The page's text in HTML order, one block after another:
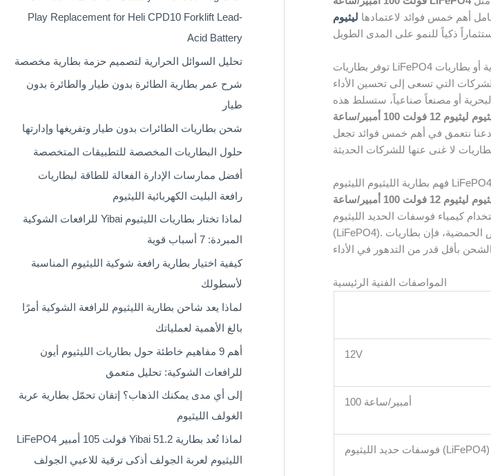
أهم خمس فوائد لاعتمادها ليثيوم LiFePO4 ليثيوم
توفر بطاريات LiFePO4 قيمة لا يمكن أن تضاهيها بطاريات الرصاص الحمضية التقليدية أو بطاريات AGM، بدءًا من خفض التكاليف
للشركات التي تسعى إلى تحسين الأداء
أو مصنعاً صناعياً، ستسلط هذه
دعنا نتعمق في أهم خمس فوائد تجعل
اسمياً يبلغ 12 فولت وسعة 100 أمبير/ساعة، باستخدام كيمياء فوسفات الحديد الليثيوم
(LiFePO4). وعلى عكس بطاريات الرصاص الحمضية، فإن بطاريات LiFePO4 مصممة للتطبيقات ذات الدورة العميقة، مما يسمح بتكرار
المواصفات الفنية الرئيسية
12V
100 أمبير/ساعة
فوسفات حديد الليثيوم (LiFePO4)
Play Replacement for Heli CPD10 Forklift Lead-
Acid Battery
تحليل السوائل الحرارية لتصميم حزمة بطارية مخصصة
شرح عمر بطارية الطائرة بدون طيار والطائرة بدون
طيار
شحن بطاريات الطائرات بدون طيار وتفريغها وإدارتها
حلول البطاريات المخصصة للتطبيقات المتخصصة
أفضل ممارسات الإدارة الفعالة للطاقة لبطاريات
رافعة البليت الكهربائية الليثيوم
لماذا تختار بطاريات الليثيوم Yibai للرافعات الشوكية
المبردة: 7 أسباب قوية
كيفية اختيار بطارية رافعة شوكية الليثيوم المناسبة
لأسطولك
لماذا يعد شاحن بطارية الليثيوم للرافعة الشوكية أمرًا
بالغ الأهمية لعملياتك
أهم 9 مفاهيم خاطئة حول بطاريات الليثيوم أيون
للرافعات الشوكية: تحليل متعمق
إلى أي مدى يمكنك الذهاب؟ إتقان تحمّل بطارية عربة
الغولف الليثيوم
لماذا تُعد بطارية Yibai 51.2 فولت 105 أمبير LiFePO4
الليثيوم لعربة الجولف أذكى ترقية للاعبي الجولف